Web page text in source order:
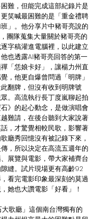
難，但能完成這部紀錄片是
笑喊最困難的是「重金禮聘
」。他分享片中豬哥亮說的
團隊蒐集大量關於豬哥亮的
字稿灌進電腦裡，以此建立
也透露AI豬哥亮回答的第一
「恁娘卡好」，讓楊力州直
，他更自爆曾問過「明牌」
翻牌，但沒有收到明牌號
。高流執行長丁度嵐聊起拍
石》的起心動念，是做演唱會
難請，在後台聽到大家說著
，才驚覺相較民歌，影響著
廳秀回憶沒有被記錄下來，
，所以決定在高流五週年的
展覽與電影，帶大家補齊台
縫。試片現場更有高齡92
看完電影印象最深刻的莫過
她也大讚電影「好看」！